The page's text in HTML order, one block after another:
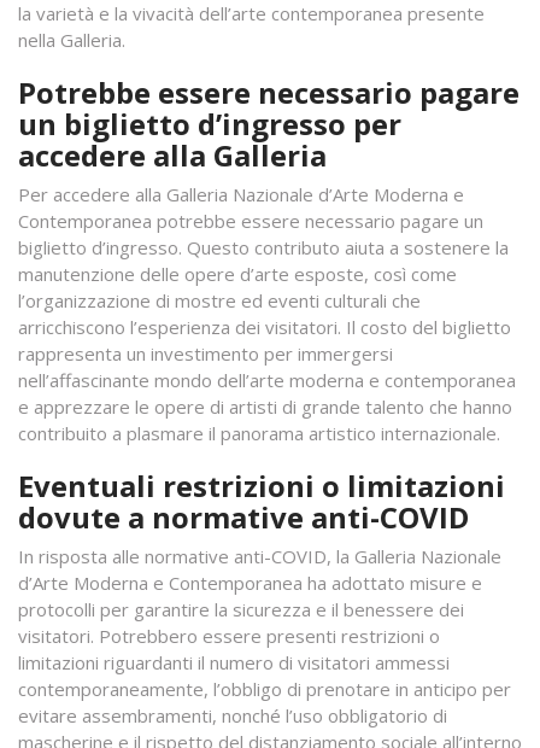
la varietà e la vivacità dell’arte contemporanea presente
nella Galleria.
Potrebbe essere necessario pagare
un biglietto d’ingresso per
accedere alla Galleria
Per accedere alla Galleria Nazionale d’Arte Moderna e
Contemporanea potrebbe essere necessario pagare un
biglietto d’ingresso. Questo contributo aiuta a sostenere la
manutenzione delle opere d’arte esposte, così come
l’organizzazione di mostre ed eventi culturali che
arricchiscono l’esperienza dei visitatori. Il costo del biglietto
rappresenta un investimento per immergersi
nell’affascinante mondo dell’arte moderna e contemporanea
e apprezzare le opere di artisti di grande talento che hanno
contribuito a plasmare il panorama artistico internazionale.
Eventuali restrizioni o limitazioni
dovute a normative anti-COVID
In risposta alle normative anti-COVID, la Galleria Nazionale
d’Arte Moderna e Contemporanea ha adottato misure e
protocolli per garantire la sicurezza e il benessere dei
visitatori. Potrebbero essere presenti restrizioni o
limitazioni riguardanti il numero di visitatori ammessi
contemporaneamente, l’obbligo di prenotare in anticipo per
evitare assembramenti, nonché l’uso obbligatorio di
mascherine e il rispetto del distanziamento sociale all’interno